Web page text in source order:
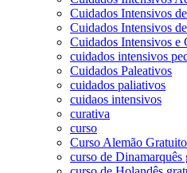
Cuidados Intensivos
Cuidados Intensivos
Cuidados Intensivos e
cuidados intensivos
Cuidados Paleativos
cuidados paliativos
cuidaos intensivos
curativa
curso
Curso Alemão Gratuito
curso de